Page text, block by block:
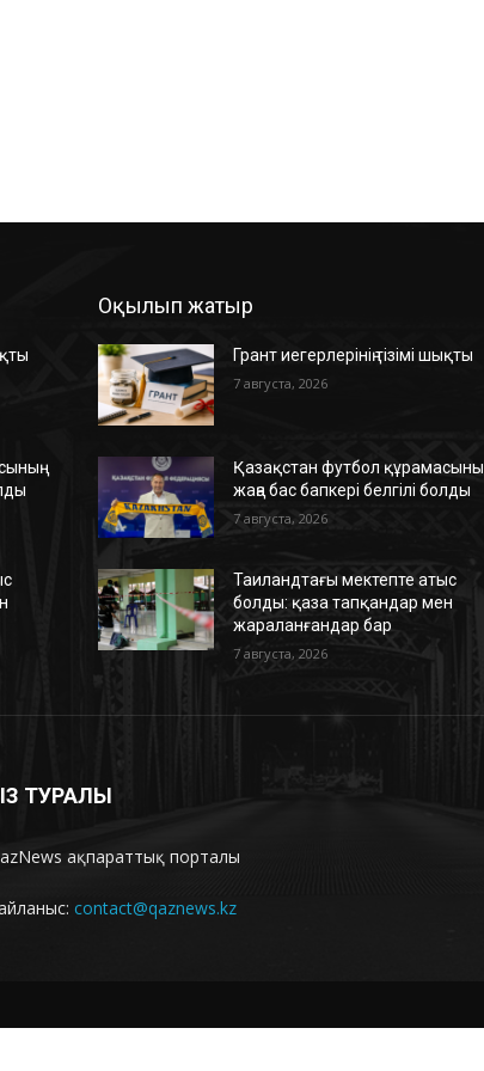
Оқылып жатыр
Грант иегерлерінің тізімі шықты
7 августа, 2026
Қазақстан футбол құрамасының
жаңа бас бапкері белгілі болды
7 августа, 2026
Таиландтағы мектепте атыс
болды: қаза тапқандар мен
жараланғандар бар
7 августа, 2026
ТУРАЛЫ
ақпараттық порталы
contact@qaznews.kz